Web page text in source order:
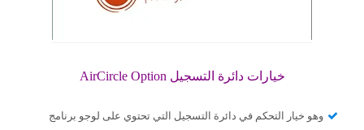
خيارات دائرة التسجيل AirCircle Option
وهو خيار التحكم في دائرة التسجيل التي تحتوي على لوجو برنامج